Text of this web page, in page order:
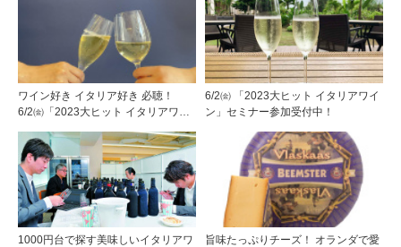
ワイン好き イタリア好き 必聴！
6/2㈮「2023大ヒット イタリアワイ
ます！
6/2㈮ 「2023大ヒット イタリアワイ
ン」セミナー参加受付中！
1000円台で探す美味しいイタリアワ
旨味たっぷりチーズ！ オランダで愛